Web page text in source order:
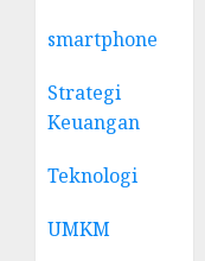
smartphone
Strategi
Keuangan
Teknologi
UMKM